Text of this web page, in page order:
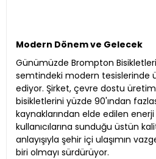
Modern Dönem ve Gelecek
Günümüzde Brompton
semtindeki modern tesislerinde
ediyor. Şirket, çevre dostu
bisikletlerini yüzde 90'ından
kaynaklarından elde edilen
kullanıcılarına sunduğu üstün
anlayışıyla şehir içi ulaşımın
biri olmayı sürdürüyor.